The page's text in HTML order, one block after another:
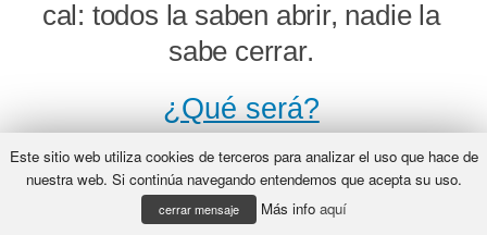
cal: todos la saben abrir, nadie la
sabe cerrar.
¿Qué será?
De bello he de presumir: soy
Este sitio web utiliza cookies de terceros para analizar el uso que hace de
nuestra web. Si continúa navegando entendemos que acepta su uso.
cerrar mensaje Más info aquí